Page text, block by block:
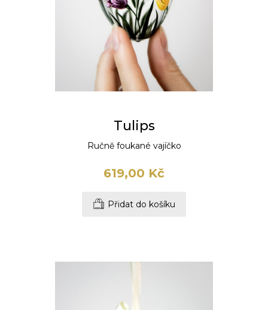
Tulips
Ručně foukané vajíčko
619,00 Kč
Přidat do košíku